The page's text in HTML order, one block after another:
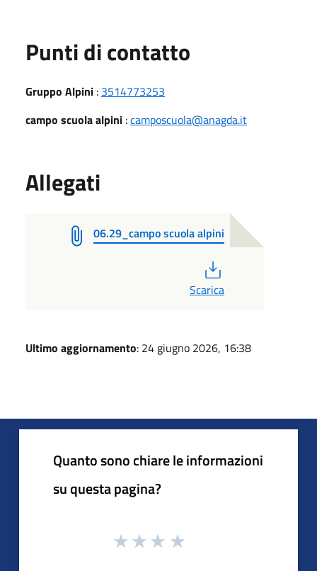
Punti di contatto
Gruppo Alpini : 3514773253
campo scuola alpini :camposcuola@anagda.it
Allegati
06.29_campo scuola alpini
Scarica
Ultimo aggiornamento: 24 giugno 2026, 16:38
Quanto sono chiare le informazioni
su questa pagina?